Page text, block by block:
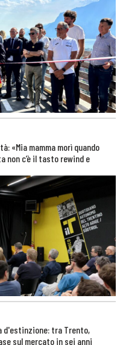
«Mia mamma morì quando
non c’è il tasto rewind e
tra Trento,
sul mercato in sei anni